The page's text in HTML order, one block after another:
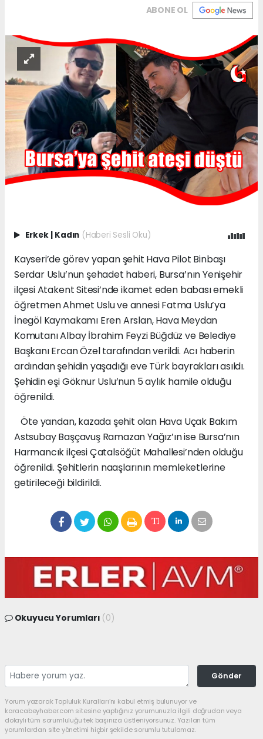
ABONE OL
Erkek | Kadın (Haberi Sesli Oku)
Kayseri’de görev yapan şehit Hava Pilot Binbaşı
Serdar Uslu’nun şehadet haberi, Bursa’nın Yenişehir
ilçesi Atakent Sitesi’nde ikamet eden babası emekli
öğretmen Ahmet Uslu ve annesi Fatma Uslu’ya
İnegöl Kaymakamı Eren Arslan, Hava Meydan
Komutanı Albay İbrahim Feyzi Büğdüz ve Belediye
Başkanı Ercan Özel tarafından verildi. Acı haberin
ardından şehidin yaşadığı eve Türk bayrakları asıldı.
Şehidin eşi Göknur Uslu’nun 5 aylık hamile olduğu
öğrenildi.
Öte yandan, kazada şehit olan Hava Uçak Bakım
Astsubay Başçavuş Ramazan Yağız’ın ise Bursa’nın
Harmancık ilçesi Çatalsöğüt Mahallesi’nden olduğu
öğrenildi. Şehitlerin naaşlarının memleketlerine
getirileceği bildirildi.
Okuyucu Yorumları (0)
Gönder
Yorum yazarak Topluluk Kuralları’nı kabul etmiş bulunuyor ve
karacabeyhaber.com sitesine yaptığınız yorumunuzla ilgili doğrudan veya
dolaylı tüm sorumluluğu tek başınıza üstleniyorsunuz. Yazılan tüm
yorumlardan site yönetimi hiçbir şekilde sorumlu tutulamaz.